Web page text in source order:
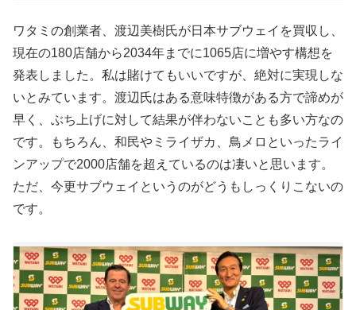
ワタミの創業者、渡辺美樹氏が日本サブウェイを買収し、
現在の180店舗から2034年までに1065店に増やす構想を
発表しました。私は賭けてもいいですが、絶対に実現しな
いとみています。渡辺氏はある意味特徴がある方で諦めが
早く、ぶち上げに対して結果が伴わないことも多い方なの
です。もちろん、和民やミライザカ、鳥メロといったライ
ンアップで2000店舗を超えているのは凄いと思います。
ただ、今更サブウェイというのがどうもしっくりこないの
です。